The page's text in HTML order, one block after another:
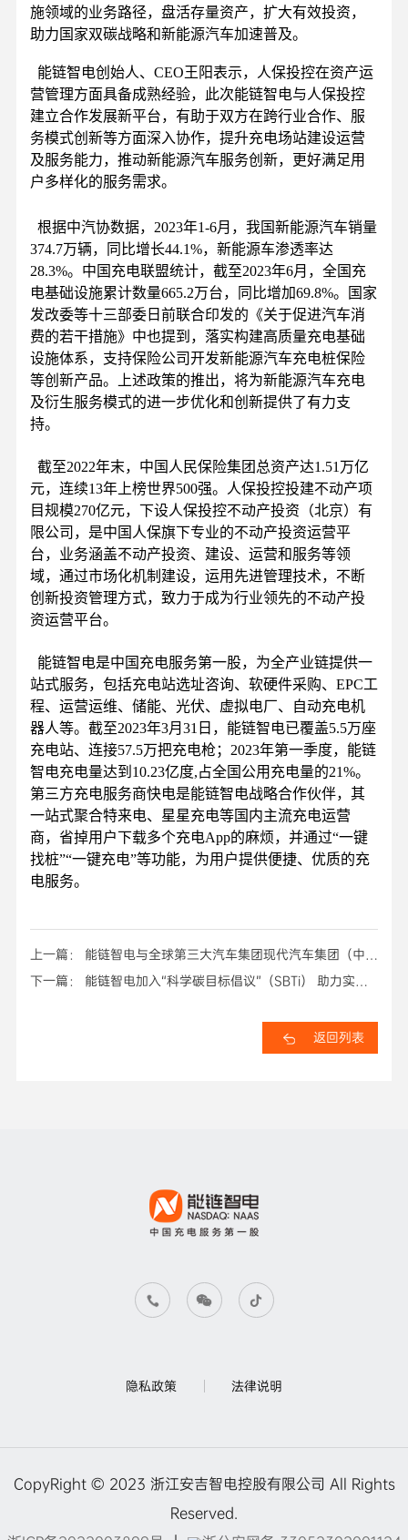
施领域的业务路径，盘活存量资产，扩大有效投资，
助力国家双碳战略和新能源汽车加速普及。
能链智电创始人、CEO王阳表示，人保投控在资产运
营管理方面具备成熟经验，此次能链智电与人保投控
建立合作发展新平台，有助于双方在跨行业合作、服
务模式创新等方面深入协作，提升充电场站建设运营
及服务能力，推动新能源汽车服务创新，更好满足用
户多样化的服务需求。
根据中汽协数据，2023年1-6月，我国新能源汽车销量
374.7万辆，同比增长44.1%，新能源车渗透率达
28.3%。中国充电联盟统计，截至2023年6月，全国充
电基础设施累计数量665.2万台，同比增加69.8%。国家
发改委等十三部委日前联合印发的《关于促进汽车消
费的若干措施》中也提到，落实构建高质量充电基础
设施体系，支持保险公司开发新能源汽车充电桩保险
等创新产品。上述政策的推出，将为新能源汽车充电
及衍生服务模式的进一步优化和创新提供了有力支
持。
截至2022年末，中国人民保险集团总资产达1.51万亿
元，连续13年上榜世界500强。人保投控投建不动产项
目规模270亿元，下设人保投控不动产投资（北京）有
限公司，是中国人保旗下专业的不动产投资运营平
台，业务涵盖不动产投资、建设、运营和服务等领
域，通过市场化机制建设，运用先进管理技术，不断
创新投资管理方式，致力于成为行业领先的不动产投
资运营平台。
能链智电是中国充电服务第一股，为全产业链提供一
站式服务，包括充电站选址咨询、软硬件采购、EPC工
程、运营运维、储能、光伏、虚拟电厂、自动充电机
器人等。截至2023年3月31日，能链智电已覆盖5.5万座
充电站、连接57.5万把充电枪；2023年第一季度，能链
智电充电量达到10.23亿度,占全国公用充电量的21%。
第三方充电服务商快电是能链智电战略合作伙伴，其
一站式聚合特来电、星星充电等国内主流充电运营
商，省掉用户下载多个充电App的麻烦，并通过“一键
找桩”“一键充电”等功能，为用户提供便捷、优质的充
电服务。
上一篇： 能链智电与全球第三大汽车集团现代汽车集团（中
国）共建共享充电服务生态
下一篇： 能链智电加入“科学碳目标倡议”（SBTi） 助力实现
返回列表
隐私政策 法律说明
CopyRight © 2023 浙江安吉智电控股有限公司 All Rights
Reserved.